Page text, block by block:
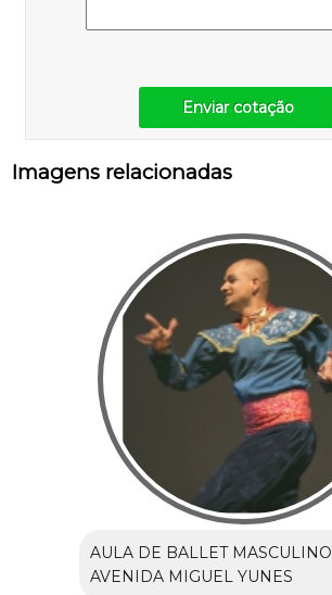
Enviar cotação
Imagens relacionadas
AULA DE BALLET MASCULINO
AVENIDA MIGUEL YUNES